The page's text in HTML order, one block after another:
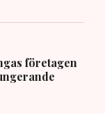
företagen